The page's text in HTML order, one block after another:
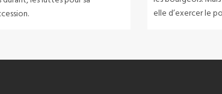
elle d’exercer le